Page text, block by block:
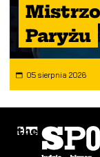
Paryżu
05 sierpnia 2026